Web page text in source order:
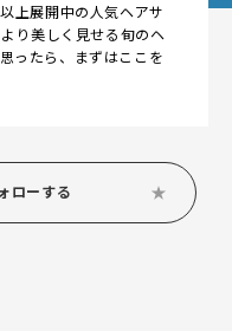
上展開中の人気ヘアサ
り美しく見せる旬のヘ
ったら、まずはここを
ローする